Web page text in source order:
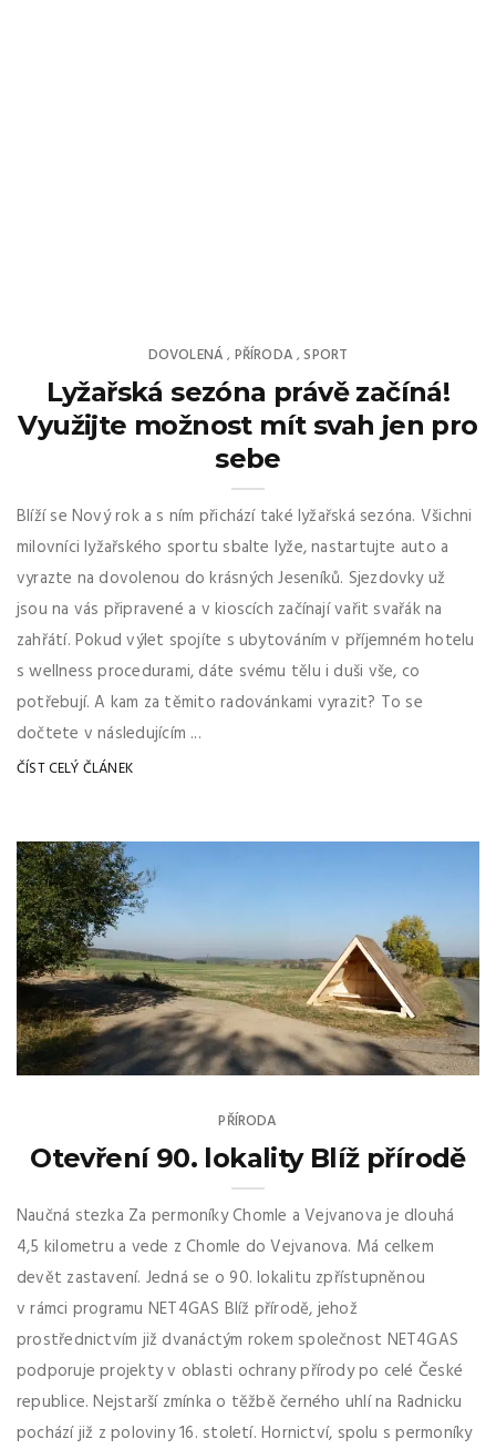
DOVOLENÁ , PŘÍRODA ,SPORT
Lyžařská sezóna právě začíná!
Využijte možnost mít svah jen pro
sebe
Blíží se Nový rok a s ním přichází také lyžařská sezóna. Všichni
milovníci lyžařského sportu sbalte lyže, nastartujte auto a
vyrazte na dovolenou do krásných Jeseníků. Sjezdovky už
jsou na vás připravené a v kioscích začínají vařit svařák na
zahřátí. Pokud výlet spojíte s ubytováním v příjemném hotelu
s wellness procedurami, dáte svému tělu i duši vše, co
potřebují. A kam za těmito radovánkami vyrazit? To se
dočtete v následujícím ...
ČÍST CELÝ ČLÁNEK
PŘÍRODA
Otevření 90. lokality Blíž přírodě
Naučná stezka Za permoníky Chomle a Vejvanova je dlouhá
4,5 kilometru a vede z Chomle do Vejvanova. Má celkem
devět zastavení. Jedná se o 90. lokalitu zpřístupněnou
v rámci programu NET4GAS Blíž přírodě, jehož
prostřednictvím již dvanáctým rokem společnost NET4GAS
podporuje projekty v oblasti ochrany přírody po celé České
republice. Nejstarší zmínka o těžbě černého uhlí na Radnicku
pochází již z poloviny 16. století. Hornictví, spolu s permoníky